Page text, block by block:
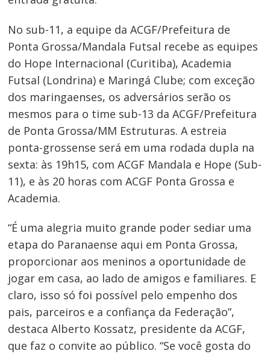
No sub-11, a equipe da ACGF/Prefeitura de
Ponta Grossa/Mandala Futsal recebe as equipes
do Hope Internacional (Curitiba), Academia
Futsal (Londrina) e Maringá Clube; com exceção
dos maringaenses, os adversários serão os
mesmos para o time sub-13 da ACGF/Prefeitura
de Ponta Grossa/MM Estruturas. A estreia
ponta-grossense será em uma rodada dupla na
sexta: às 19h15, com ACGF Mandala e Hope (Sub-
11), e às 20 horas com ACGF Ponta Grossa e
Academia.
“É uma alegria muito grande poder sediar uma
etapa do Paranaense aqui em Ponta Grossa,
proporcionar aos meninos a oportunidade de
jogar em casa, ao lado de amigos e familiares. E
claro, isso só foi possível pelo empenho dos
pais, parceiros e a confiança da Federação”,
destaca Alberto Kossatz, presidente da ACGF,
que faz o convite ao público. “Se você gosta do